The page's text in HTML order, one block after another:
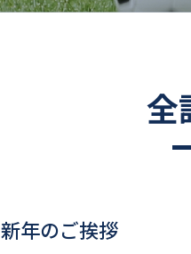
全
新年のご挨拶